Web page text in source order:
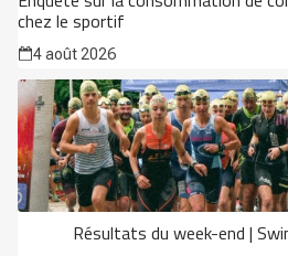
chez le sportif
4 août 2026